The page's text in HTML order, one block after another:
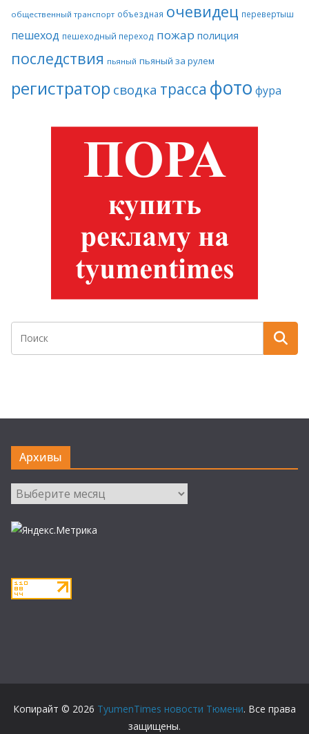
общественный транспорт объездная очевидец перевертыш
пешеход пешеходный переход пожар полиция
последствия пьяный пьяный за рулем
регистратор сводка трасса фото фура
Архивы
Архивы
Копирайт © 2026 TyumenTimes новости Тюмени. Все права
защищены.